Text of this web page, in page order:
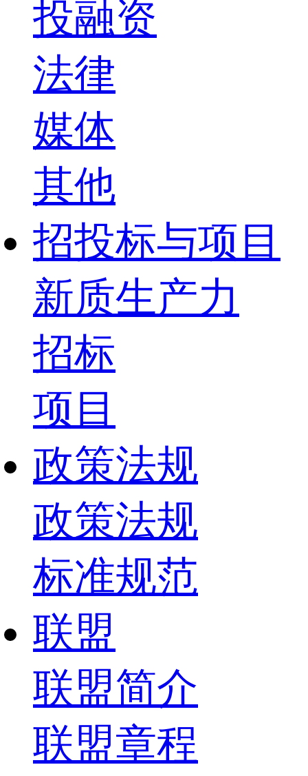
投融资
法律
媒体
其他
招投标与项目
新质生产力
招标
项目
政策法规
政策法规
标准规范
联盟
联盟简介
联盟章程